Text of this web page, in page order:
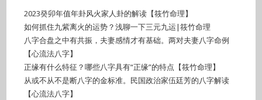
2023癸卯年值年卦风火家人卦的解读【筱竹命理】
如何抓住九紫离火的运势？浅聊一下三元九运|筱竹命理
八字合盘之中有共振，夫妻感情才有基础。两对夫妻八字命例
【心流法八字】
正缘有什么特征？哪些八字具有“正缘”的特点【筱竹命理】
从或不从不是断八字的金标准。民国政治家伍廷芳的八字解读
【心流法八字】